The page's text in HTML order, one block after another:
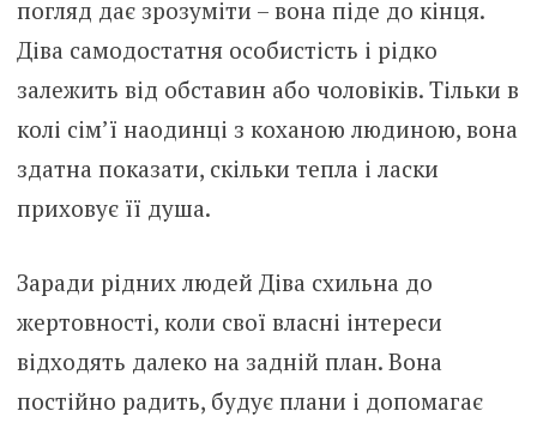
погляд дає зрозуміти – вона піде до кінця.
Діва самодостатня особистість і рідко
залежить від обставин або чоловіків. Тільки в
колі сім’ї наодинці з коханою людиною, вона
здатна показати, скільки тепла і ласки
приховує її душа.
Заради рідних людей Діва схильна до
жертовності, коли свої власні інтереси
відходять далеко на задній план. Вона
постійно радить, будує плани і допомагає